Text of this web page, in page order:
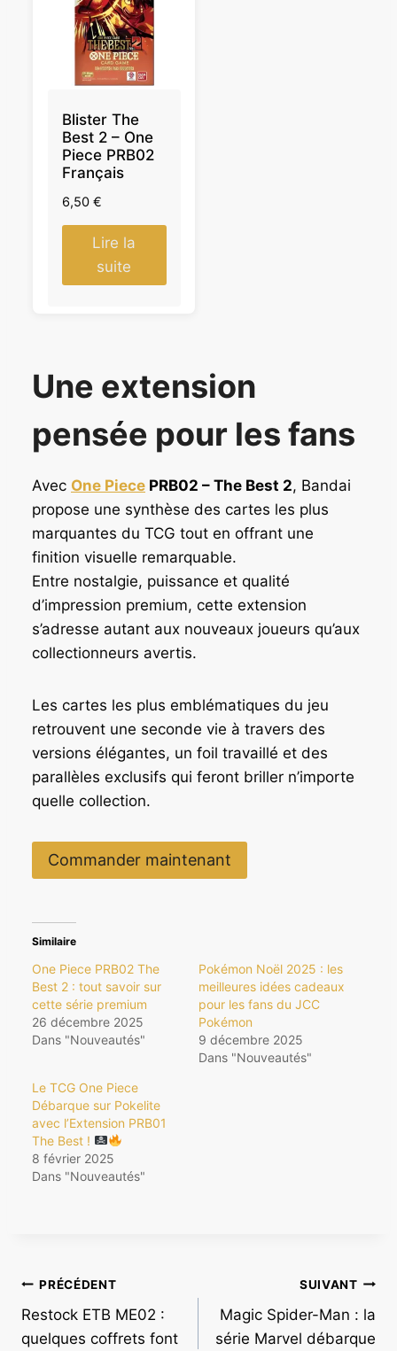
Blister The
Best 2 – One
Piece PRB02
Français
6,50 €
Lire la
suite
Une extension
pensée pour les fans
Avec One Piece PRB02 – The Best 2, Bandai
propose une synthèse des cartes les plus
marquantes du TCG tout en offrant une
finition visuelle remarquable.
Entre nostalgie, puissance et qualité
d’impression premium, cette extension
s’adresse autant aux nouveaux joueurs qu’aux
collectionneurs avertis.
Les cartes les plus emblématiques du jeu
retrouvent une seconde vie à travers des
versions élégantes, un foil travaillé et des
parallèles exclusifs qui feront briller n’importe
quelle collection.
Commander maintenant
Similaire
One Piece PRB02 The
Best 2 : tout savoir sur
cette série premium
26 décembre 2025
Dans "Nouveautés"
Pokémon Noël 2025 : les
meilleures idées cadeaux
pour les fans du JCC
Pokémon
9 décembre 2025
Dans "Nouveautés"
Le TCG One Piece
Débarque sur Pokelite
avec l’Extension PRB01
The Best !
8 février 2025
Dans "Nouveautés"
Navigation
de
PRÉCÉDENT
Restock ETB ME02 :
quelques coffrets font
SUIVANT
Magic Spider-Man : la
série Marvel débarque